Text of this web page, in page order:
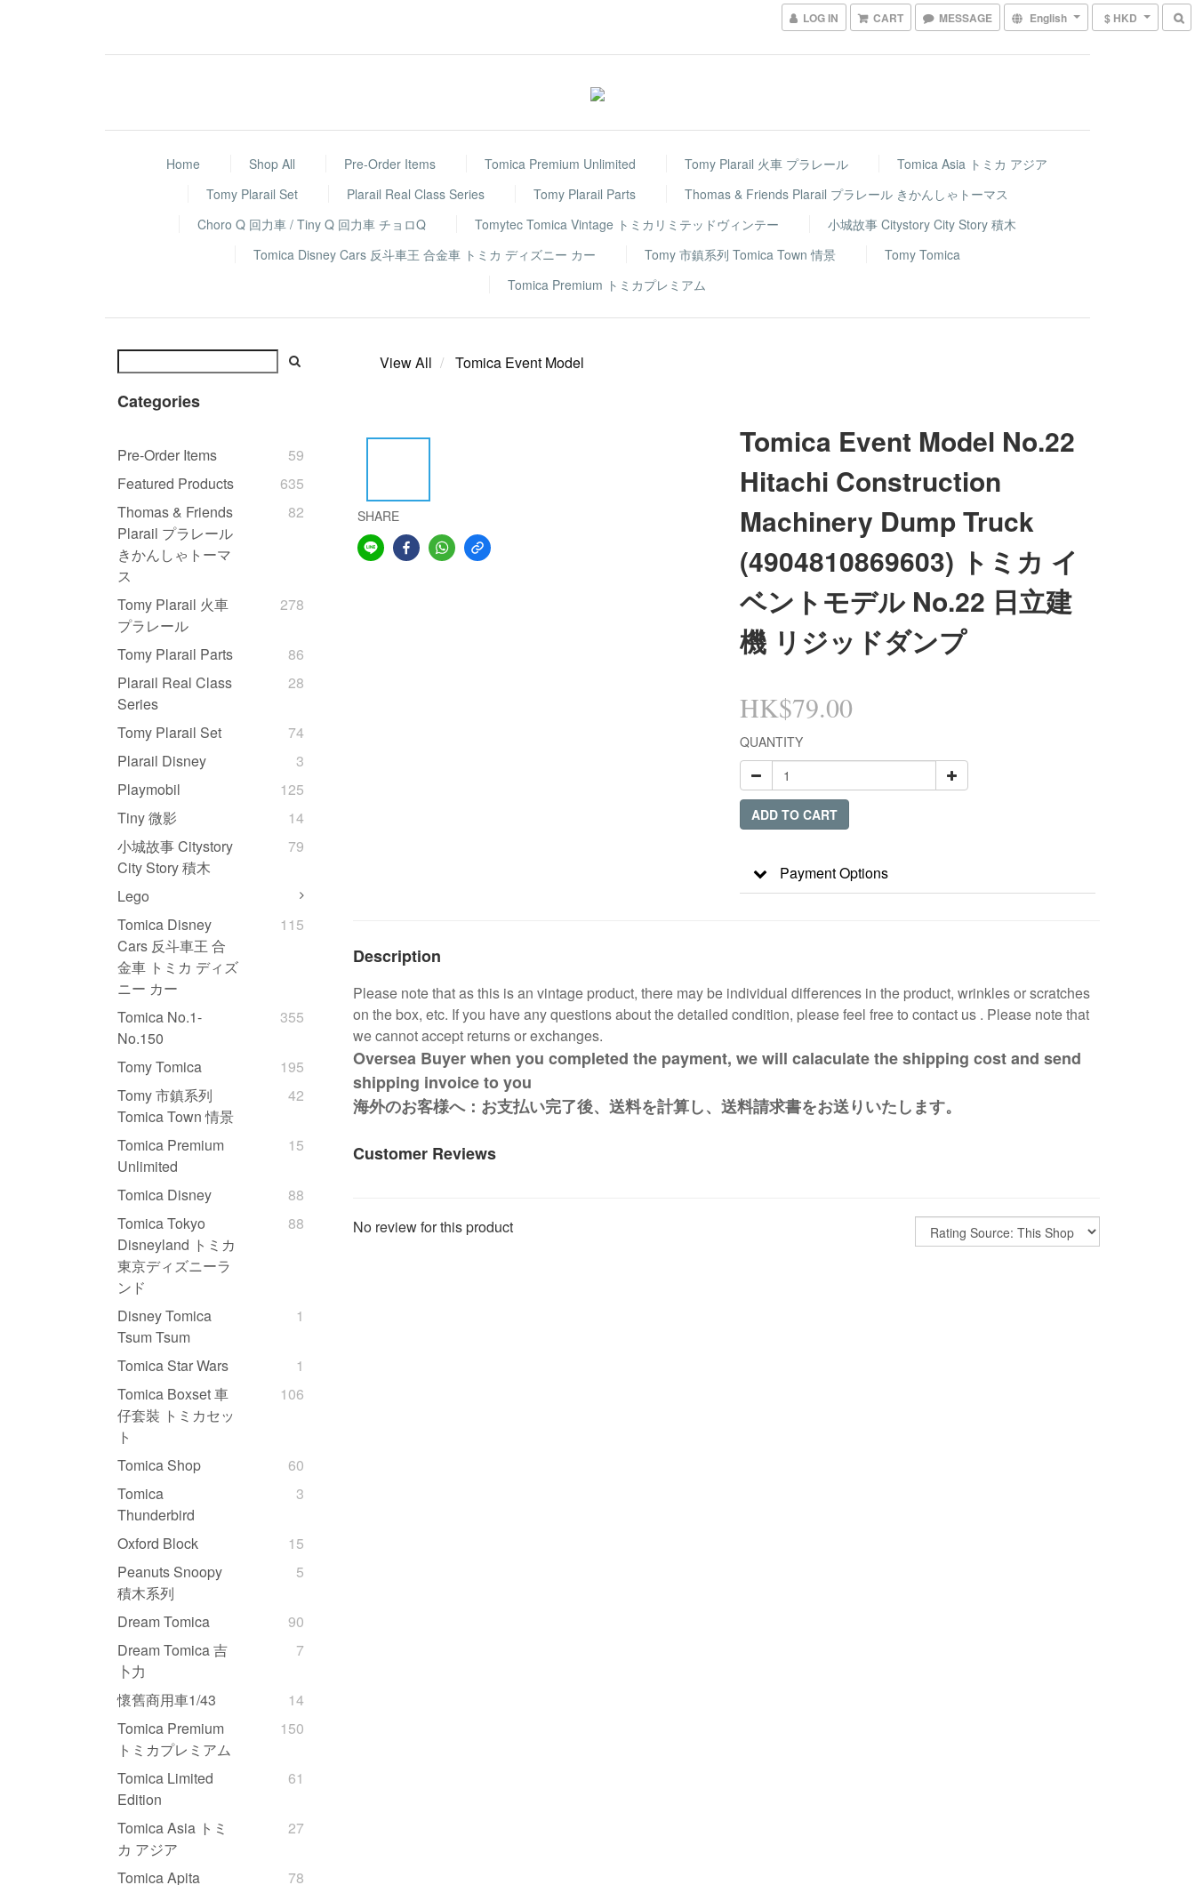
LOG IN CART MESSAGE English $ HKD
Home Shop All Pre-Order Items Tomica Premium Unlimited Tomy Plarail 火車 プラレール
Tomica Asia トミカ アジア
Tomy Plarail Set
Plarail Real Class Series Tomy Plarail Parts
Thomas & Friends Plarail プラレール きかんしゃトーマス
Choro Q 回力車 / Tiny Q 回力車 チョロQ
Tomytec Tomica Vintage トミカリミテッドヴィンテー
小城故事 Citystory City Story 積木
Tomica Disney Cars 反斗車王 合金車 トミカ ディズニー カー
Tomy 市鎮系列 Tomica Town 情景
Tomy Tomica
Tomica Premium トミカプレミアム
Categories
Pre-Order Items
59
Featured Products
635
Thomas & Friends
Plarail プラレール
きかんしゃトーマ
ス
82
Tomy Plarail 火車
プラレール
278
Tomy Plarail Parts
86
Plarail Real Class
Series
28
Tomy Plarail Set
74
Plarail Disney
3
Playmobil
125
Tiny 微影
14
小城故事 Citystory
City Story 積木
79
Lego
Tomica Disney
Cars 反斗車王 合
金車 トミカ ディズ
ニー カー
115
Tomica No.1-
No.150
355
Tomy Tomica
195
Tomy 市鎮系列
Tomica Town 情景
42
Tomica Premium
Unlimited
15
Tomica Disney
88
Tomica Tokyo
Disneyland トミカ
東京ディズニーラ
ンド
88
Disney Tomica
Tsum Tsum
1
Tomica Star Wars
1
Tomica Boxset 車
仔套裝 トミカセッ
ト
106
Tomica Shop
60
Tomica
Thunderbird
3
Oxford Block
15
Peanuts Snoopy
積木系列
5
Dream Tomica
90
Dream Tomica 吉
卜力
7
懷舊商用車1/43
14
Tomica Premium
トミカプレミアム
150
Tomica Limited
Edition
61
Tomica Asia トミ
カ アジア
27
Tomica Apita
78
View All Tomica Event Model
SHARE
Tomica Event Model No.22
Hitachi Construction
Machinery Dump Truck
(4904810869603) トミカ イ
ベントモデル No.22 日立建
機 リジッドダンプ
HK$79.00
QUANTITY
ADD TO CART
Payment Options
Description
Please note that as this is an vintage product, there may be individual differences in the product, wrinkles or scratches
on the box, etc. If you have any questions about the detailed condition, please feel free to contact us . Please note that
we cannot accept returns or exchanges.
Oversea Buyer when you completed the payment, we will calaculate the shipping cost and send
shipping invoice to you
海外のお客様へ：お支払い完了後、送料を計算し、送料請求書をお送りいたします。
Customer Reviews
No review for this product